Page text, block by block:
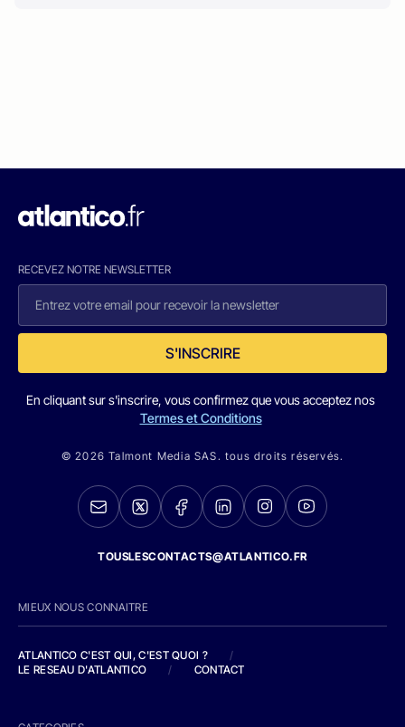
RECEVEZ NOTRE NEWSLETTER
S'INSCRIRE
En cliquant sur s'inscrire, vous confirmez que vous acceptez nos
Termes et Conditions
© 2026 Talmont Media SAS. tous droits réservés.
TOUSLESCONTACTS@ATLANTICO.FR
MIEUX NOUS CONNAITRE
ATLANTICO C'EST QUI, C'EST QUOI ?
/
LE RESEAU D'ATLANTICO
/ CONTACT